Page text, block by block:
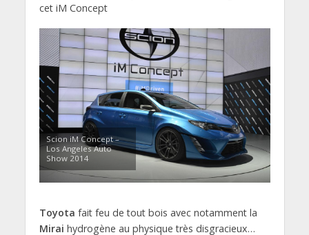
cet iM Concept
Scion iM Concept –
Los Angeles Auto
Show 2014
Toyota fait feu de tout bois avec notamment la
Mirai hydrogène au physique très disgracieux…